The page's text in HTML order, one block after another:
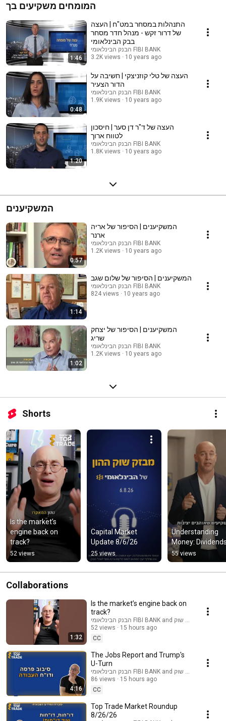
המומחים משקיעים בך
1:46
התנהלות במסחר במט"ח | העצה
של דרור זקש - מנהל חדר מסחר
בבק הבינלאומי
הבנק הבינלאומי FIBI BANK
3.2K views
10 years ago
0:48
העצה של טלי קוזניצקי | חשיבה על
הדור הצעיר
הבנק הבינלאומי FIBI BANK
1.9K views
10 years ago
1:20
העצה של ד"ר דן סער | חיסכון
לטווח ארוך
הבנק הבינלאומי FIBI BANK
1.8K views
10 years ago
המשקיענים
0:57
המשקיענים | הסיפור של אריה
ארנר
הבנק הבינלאומי FIBI BANK
1.2K views
10 years ago
1:14
המשקיענים | הסיפור של שלום שגב
הבנק הבינלאומי FIBI BANK
824 views
10 years ago
1:02
המשקיענים | הסיפור של יצחק
שריג
הבנק הבינלאומי FIBI BANK
1.2K views
10 years ago
Shorts
Is the market’s
engine back on
track?
52 views
Capital Market
Update 8/6/26
25 views
Understanding
Money:
55 views
Collaborations
1:32
Is the market’s engine back on
track?
הבנק הבינלאומי FIBI BANK and עושים שוק
52 views
15 hours ago
CC
4:16
The Jobs Report and Trump's
U-Turn
הבנק הבינלאומי FIBI BANK and עושים שוק
86 views
15 hours ago
CC
Top Trade Market Roundup
8/26/26